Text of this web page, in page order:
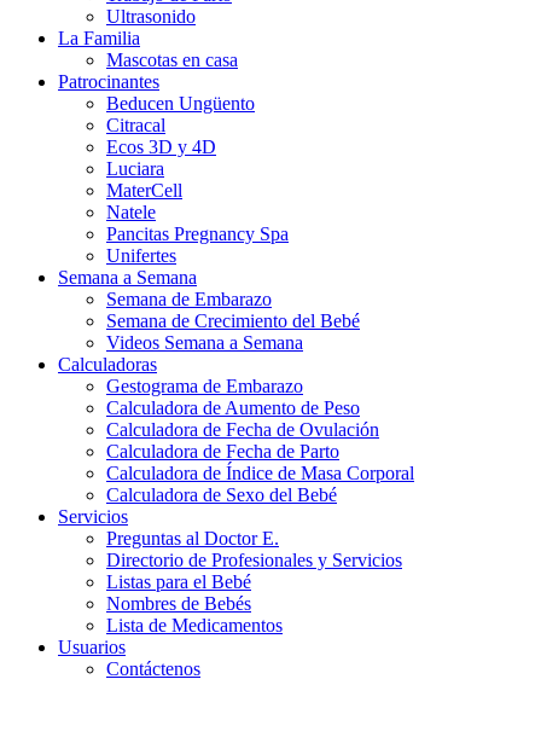
Ultrasonido
La Familia
Mascotas en casa
Patrocinantes
Beducen Ungüento
Citracal
Ecos 3D y 4D
Luciara
MaterCell
Natele
Pancitas Pregnancy Spa
Unifertes
Semana a Semana
Semana de Embarazo
Semana de Crecimiento del Bebé
Videos Semana a Semana
Calculadoras
Gestograma de Embarazo
Calculadora de Aumento de Peso
Calculadora de Fecha de Ovulación
Calculadora de Fecha de Parto
Calculadora de Índice de Masa Corporal
Calculadora de Sexo del Bebé
Servicios
Preguntas al Doctor E.
Directorio de Profesionales y Servicios
Listas para el Bebé
Nombres de Bebés
Lista de Medicamentos
Usuarios
Contáctenos